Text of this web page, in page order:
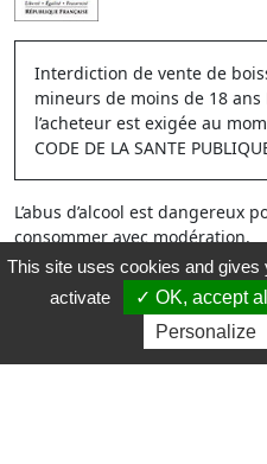
Interdiction de vente de
mineurs de moins de 18
l’acheteur est exigée au
CODE DE LA SANTE
L’abus d’alcool est dangereux
consommer avec modération.
This site uses cookies and
activate
OK, accept all
Personalize